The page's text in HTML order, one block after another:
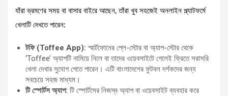
যাঁরা ভ্রমণের সময় বা বাসার বাইরে আছেন, তাঁরা খুব সহজেই অনলাইন প্ল্যাটফর্মে
খেলাটি দেখতে পারেন:
টফি (Toffee App): স্মার্টফোনের প্লে-স্টোর বা অ্যাপ-স্টোর থেকে
‘Toffee’ অ্যাপটি নামিয়ে নিলে বা তাদের ওয়েবসাইটে গেলেই ফ্রিতে সরাসরি
খেলা দেখার সুযোগ পেতে পারেন। এটি বাংলাদেশের ফুটবল দর্শকদের জন্য
সবচেয়ে সহজ মাধ্যম।
টি স্পোর্টস অ্যাপ: টি স্পোর্টসের নিজস্ব অ্যাপ বা ওয়েবসাইট ব্যবহার করে